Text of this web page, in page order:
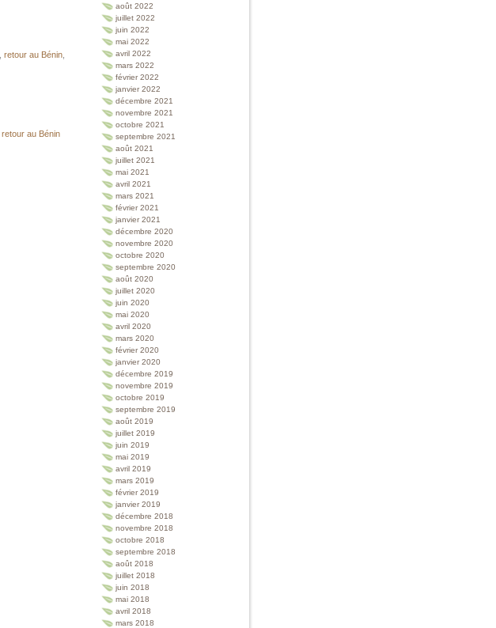
retour au Bénin
retour au Bénin
août 2022
juillet 2022
juin 2022
mai 2022
avril 2022
mars 2022
février 2022
janvier 2022
décembre 2021
novembre 2021
octobre 2021
septembre 2021
août 2021
juillet 2021
mai 2021
avril 2021
mars 2021
février 2021
janvier 2021
décembre 2020
novembre 2020
octobre 2020
septembre 2020
août 2020
juillet 2020
juin 2020
mai 2020
avril 2020
mars 2020
février 2020
janvier 2020
décembre 2019
novembre 2019
octobre 2019
septembre 2019
août 2019
juillet 2019
juin 2019
mai 2019
avril 2019
mars 2019
février 2019
janvier 2019
décembre 2018
novembre 2018
octobre 2018
septembre 2018
août 2018
juillet 2018
juin 2018
mai 2018
avril 2018
mars 2018